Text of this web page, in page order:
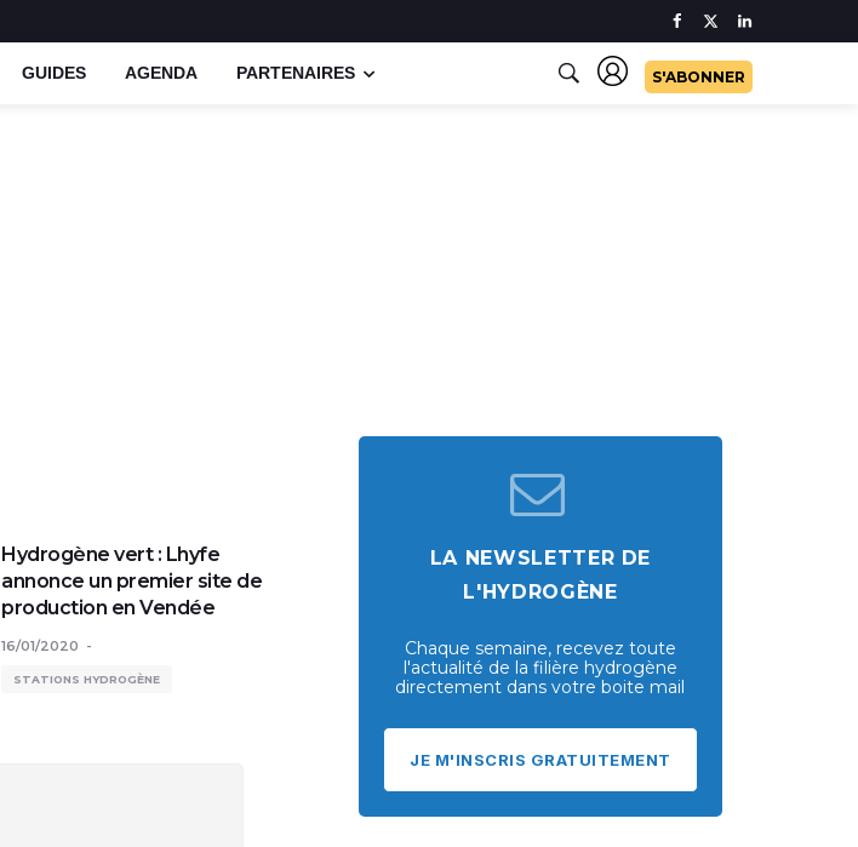
GUIDES AGENDA PARTENAIRES S'ABONNER
Hydrogène vert : Lhyfe
annonce un premier site de
production en Vendée
16/01/2020
STATIONS HYDROGÈNE
LA NEWSLETTER DE
L'HYDROGÈNE
Chaque semaine, recevez toute
l'actualité de la filière hydrogène
directement dans votre boite mail
JE M'INSCRIS GRATUITEMENT